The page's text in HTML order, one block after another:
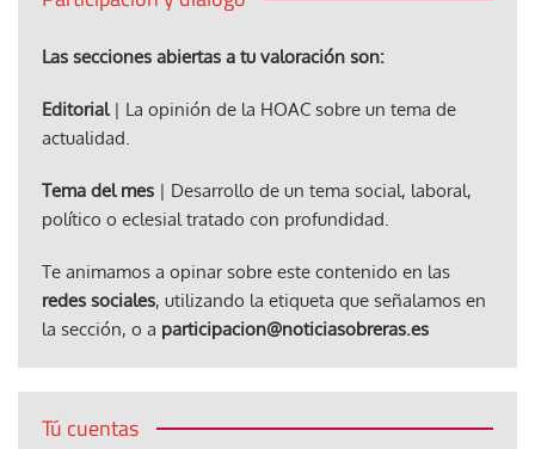
Las secciones abiertas a tu valoración son:
Editorial| La opinión de la HOAC sobre un tema de
actualidad.
Tema del mes | Desarrollo de un tema social, laboral,
político o eclesial tratado con profundidad.
Te animamos a opinar sobre este contenido en las
redes sociales, utilizando la etiqueta que señalamos en
la sección, o a participacion@noticiasobreras.es
Tú cuentas